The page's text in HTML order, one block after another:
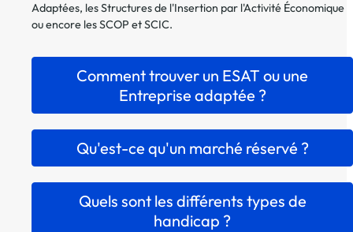
Adaptées, les Structures de l'Insertion par l'Activité Économique
ou encore les SCOP et SCIC.
Comment trouver un ESAT ou une
Entreprise adaptée ?
Qu'est-ce qu'un marché réservé ?
Quels sont les différents types de
handicap ?